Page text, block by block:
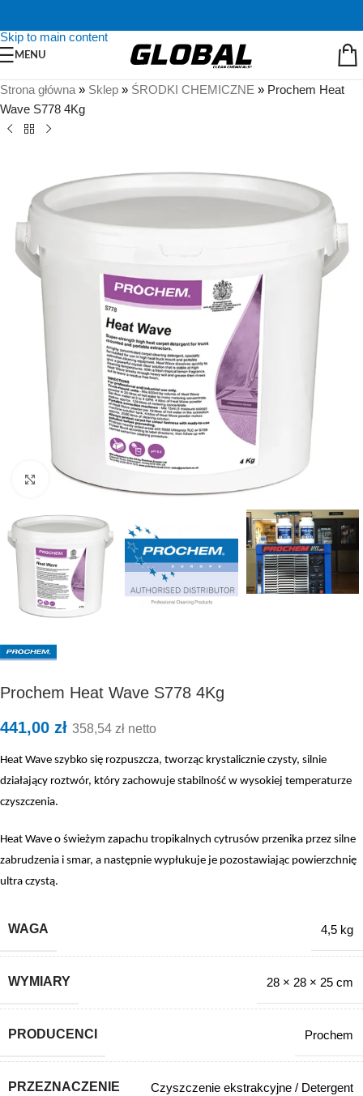
Skip to main content
MENU
Strona główna » Sklep » ŚRODKI CHEMICZNE » Prochem Heat
Wave S778 4Kg
Kliknij, aby powiększyć
Prochem Heat Wave S778 4Kg
441,00 zł 358,54 zł netto
Heat Wave szybko się rozpuszcza, tworząc krystalicznie czysty, silnie
działający roztwór, który zachowuje stabilność w wysokiej temperaturze
czyszczenia.
Heat Wave o świeżym zapachu tropikalnych cytrusów przenika przez silne
zabrudzenia i smar, a następnie wypłukuje je pozostawiając powierzchnię
ultra czystą.
WAGA 4,5 kg
WYMIARY 28 × 28 × 25 cm
PRODUCENCI Prochem
PRZEZNACZENIE Czyszczenie ekstrakcyjne / Detergent